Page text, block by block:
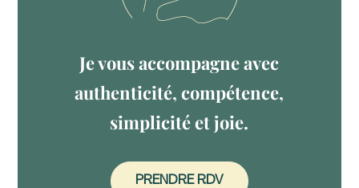
Je vous accompagne avec
authenticité, compétence,
simplicité et joie.
PRENDRE RDV